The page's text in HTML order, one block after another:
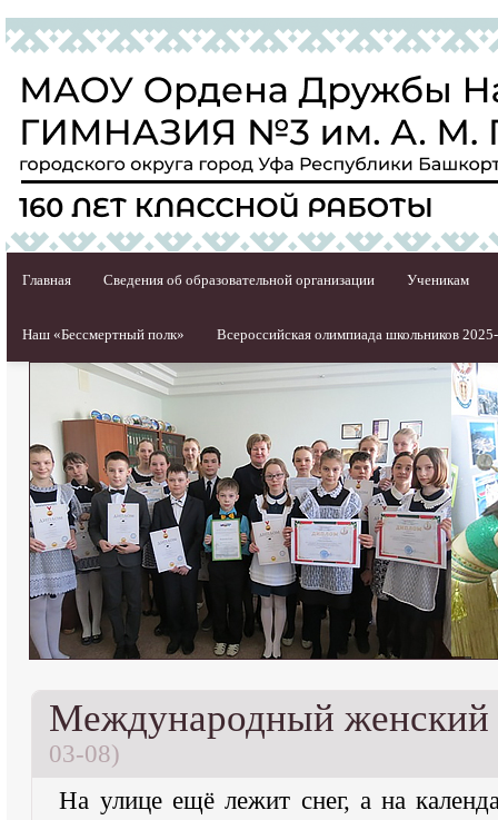
Главная Сведения об образовательной организации Ученикам
Наш «Бессмертный полк» Всероссийская олимпиада школьников
Международный женский
03-08)
На улице ещё лежит снег, а на